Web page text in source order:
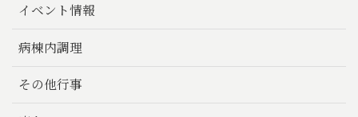
イベント情報
病棟内調理
その他行事